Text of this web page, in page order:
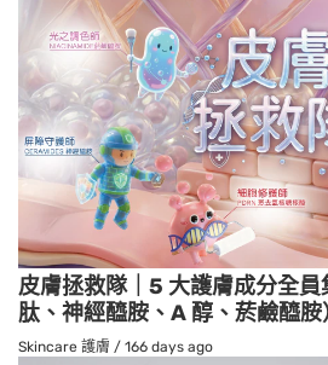
皮膚拯救隊｜5 大護膚成分全員
肽、神經醯胺、A 醇、菸鹼醯胺
Skincare 護膚 / 166 days ago